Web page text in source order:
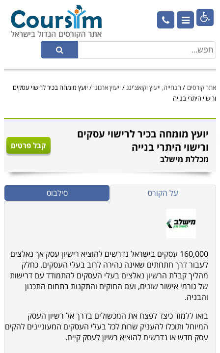

אתר קורסים / הנחייה, ייעוץ וקואצ'ינג/ ייעוץ ארגוני / יועץ מומחה בכיר לרישוי עסקים
ורישוי היתרי בנייה
יועץ מומחה בכיר לרישוי עסקים
ורישוי היתרי בנייה
מכללת מישלב
קבל פרטים
על הקורס סילבוס
160,000 עסקים בישראל נדרשים להוציא רישיון עסק אך נאלצים
לעבור דרך חתחתים שאינה נהירה לרוב בעלי העסקים. כחלק
מהליך קבלת הרשיון נאלצים בעלי העסקים להתמודד עם דרישות
של גורמי אישור שונים, ועם החוקים והתקנות בתחום התכנון
והבניה.
בואו ללמוד כיצד לפצח את המכשולים בדרך אל רשיון העסק
המיוחל ותוכלו להעניק שרות לכל בעלי העסקים המעוניינים להקים
עסק חדש או נדרשים להוציא רשיון לעסק קיים.